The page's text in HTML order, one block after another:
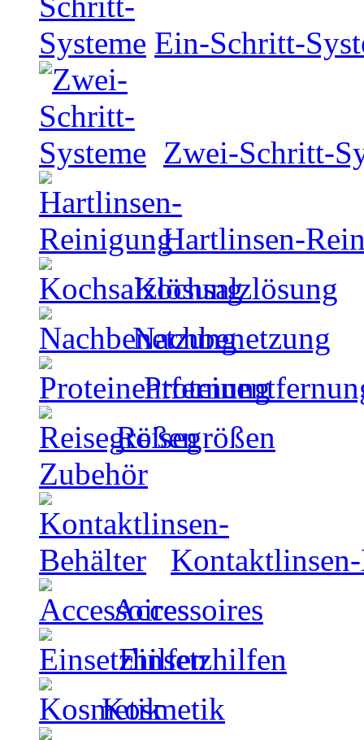
Ein-Schritt-
Zwei-Schritt-
Hartlinsen-
Kochsalzlösung
Nachbenetzung
Reisegrößen
Zubehör
Accessoires
Einsetzhilfen
Kosmetik